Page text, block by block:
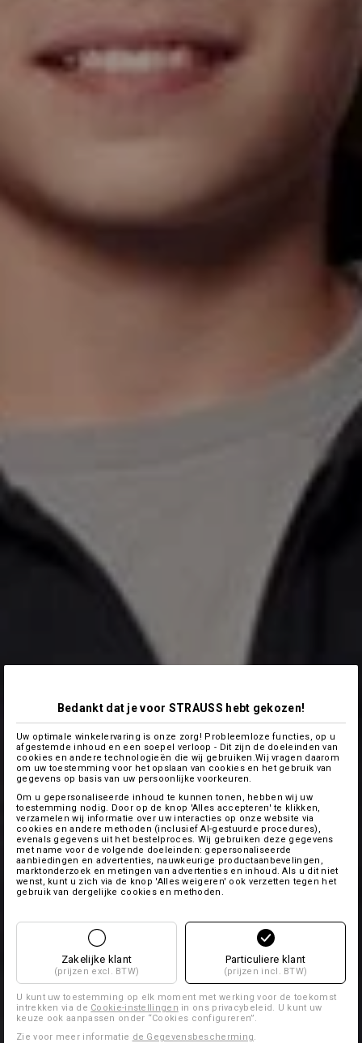
Bedankt dat je voor STRAUSS hebt gekozen!
Uw optimale winkelervaring is onze zorg! Probleemloze functies, op u
afgestemde inhoud en een soepel verloop - Dit zijn de doeleinden van
cookies en andere technologieën die wij gebruiken.Wij vragen daarom
om uw toestemming voor het opslaan van cookies en het gebruik van
gegevens op basis van uw persoonlijke voorkeuren.
Om u gepersonaliseerde inhoud te kunnen tonen, hebben wij uw
toestemming nodig. Door op de knop 'Alles accepteren' te klikken,
verzamelen wij informatie over uw interacties op onze website via
cookies en andere methoden (inclusief AI-gestuurde procedures),
evenals gegevens uit het bestelproces. Wij gebruiken deze gegevens
met name voor de volgende doeleinden: gepersonaliseerde
aanbiedingen en advertenties, nauwkeurige productaanbevelingen,
marktonderzoek en metingen van advertenties en inhoud. Als u dit niet
wenst, kunt u zich via de knop 'Alles weigeren' ook verzetten tegen het
gebruik van dergelijke cookies en methoden.
Zakelijke klant
(prijzen excl. BTW)
Particuliere klant
(prijzen incl. BTW)
U kunt uw toestemming op elk moment met werking voor de toekomst
intrekken via de Cookie-instellingen in ons privacybeleid. U kunt uw
keuze ook aanpassen onder “Cookies configureren”.
Zie voor meer informatie de Gegevensbescherming.